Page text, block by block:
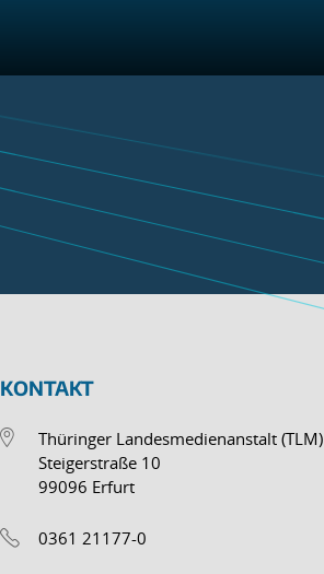
KONTAKT
Thüringer Landesmedienanstalt (TLM)
Steigerstraße 10
99096 Erfurt
0361 21177-0